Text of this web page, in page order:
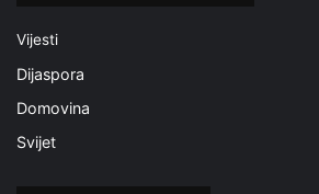
Vijesti
Dijaspora
Domovina
Svijet